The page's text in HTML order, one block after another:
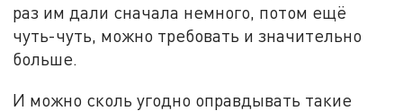
раз им дали сначала немного, потом ещё
чуть-чуть, можно требовать и значительно
больше.
И можно сколь угодно оправдывать такие